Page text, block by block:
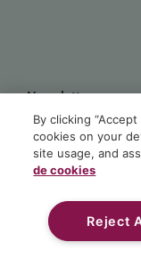
Newsletter
Nom
E-mail
By clicking
cookies on your
site usage, and
de cookies
Reject